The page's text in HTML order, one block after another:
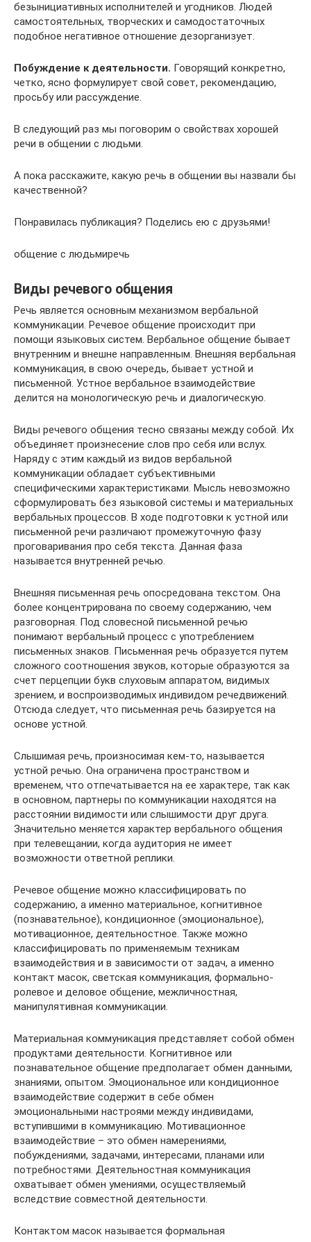
безынициативных исполнителей и угодников. Людей
самостоятельных, творческих и самодостаточных
подобное негативное отношение дезорганизует.
Побуждение к деятельности. Говорящий конкретно,
четко, ясно формулирует свой совет, рекомендацию,
просьбу или рассуждение.
В следующий раз мы поговорим о свойствах хорошей
речи в общении с людьми.
А пока расскажите, какую речь в общении вы назвали бы
качественной?
Понравилась публикация? Поделись ею с друзьями!
общение с людьмиречь
Виды речевого общения
Речь является основным механизмом вербальной
коммуникации. Речевое общение происходит при
помощи языковых систем. Вербальное общение бывает
внутренним и внешне направленным. Внешняя вербальная
коммуникация, в свою очередь, бывает устной и
письменной. Устное вербальное взаимодействие
делится на монологическую речь и диалогическую.
Виды речевого общения тесно связаны между собой. Их
объединяет произнесение слов про себя или вслух.
Наряду с этим каждый из видов вербальной
коммуникации обладает субъективными
специфическими характеристиками. Мысль невозможно
сформулировать без языковой системы и материальных
вербальных процессов. В ходе подготовки к устной или
письменной речи различают промежуточную фазу
проговаривания про себя текста. Данная фаза
называется внутренней речью.
Внешняя письменная речь опосредована текстом. Она
более концентрирована по своему содержанию, чем
разговорная. Под словесной письменной речью
понимают вербальный процесс с употреблением
письменных знаков. Письменная речь образуется путем
сложного соотношения звуков, которые образуются за
счет перцепции букв слуховым аппаратом, видимых
зрением, и воспроизводимых индивидом речедвижений.
Отсюда следует, что письменная речь базируется на
основе устной.
Слышимая речь, произносимая кем-то, называется
устной речью. Она ограничена пространством и
временем, что отпечатывается на ее характере, так как
в основном, партнеры по коммуникации находятся на
расстоянии видимости или слышимости друг друга.
Значительно меняется характер вербального общения
при телевещании, когда аудитория не имеет
возможности ответной реплики.
Речевое общение можно классифицировать по
содержанию, а именно материальное, когнитивное
(познавательное), кондиционное (эмоциональное),
мотивационное, деятельностное. Также можно
классифицировать по применяемым техникам
взаимодействия и в зависимости от задач, а именно
контакт масок, светская коммуникация, формально-
ролевое и деловое общение, межличностная,
манипулятивная коммуникации.
Материальная коммуникация представляет собой обмен
продуктами деятельности. Когнитивное или
познавательное общение предполагает обмен данными,
знаниями, опытом. Эмоциональное или кондиционное
взаимодействие содержит в себе обмен
эмоциональными настроями между индивидами,
вступившими в коммуникацию. Мотивационное
взаимодействие – это обмен намерениями,
побуждениями, задачами, интересами, планами или
потребностями. Деятельностная коммуникация
охватывает обмен умениями, осуществляемый
вследствие совместной деятельности.
Контактом масок называется формальная